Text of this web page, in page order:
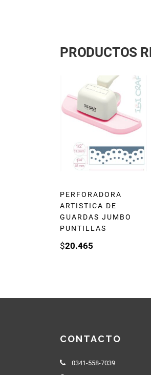
PRODUCTOS
PERFORADORA
ARTISTICA DE
GUARDAS JUMBO
PUNTILLAS
$20.465
CONTACTO
0341-558-7039